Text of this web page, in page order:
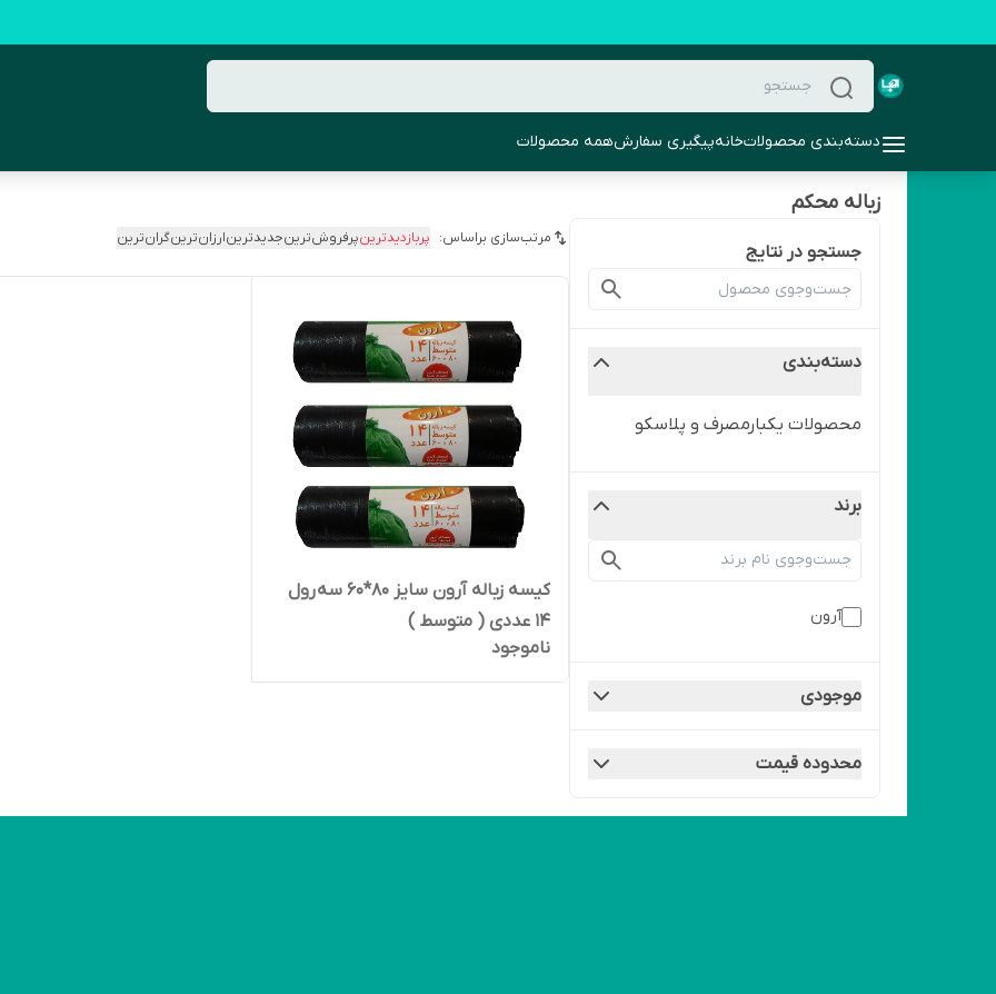
دسته‌بندی محصولاتخانهپیگیری سفارشهمه محصولات
زباله محکم
جستجو در نتایج
دسته‌بندی
محصولات یکبارمصرف و پلاسکو
برند
آرون
موجودی
محدوده قیمت
مرتب‌سازی براساس: پربازدیدترینپرفروش‌ترینجدیدترینارزان‌ترینگران‌ترین
کیسه زباله آرون سایز 80*60 سه رول
14 عددی ( متوسط )
ناموجود